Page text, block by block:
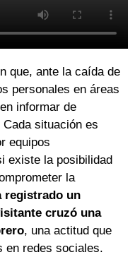
que, ante la caída de
personales en áreas
informar de
situación es
equipos
existe la posibilidad
la
registrado un
cruzó una
, una actitud que
en redes sociales.